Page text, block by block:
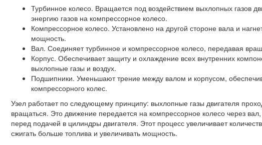
Турбинное колесо. Вращается под воздействием выхлопных газов
энергию газов на компрессорное колесо.
Компрессорное колесо. Установлено на другой стороне вала и
мощность.
Вал. Соединяет турбинное и компрессорное колесо, передавая
Корпус. Обеспечивает защиту и охлаждение всех внутренних
выхлопные газы и воздух.
Подшипники. Уменьшают трение между валом и корпусом,
компрессорного колес.
Узел работает по следующему принципу: выхлопные газы двигателя
вращаться. Это движение передается на компрессорное колесо через
перед подачей в цилиндры двигателя. Этот процесс увеличивает
сжигать больше топлива и увеличивать мощность.